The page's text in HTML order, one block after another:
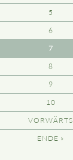
5
6
7
8
9
10
VORWÄRTS
ENDE »